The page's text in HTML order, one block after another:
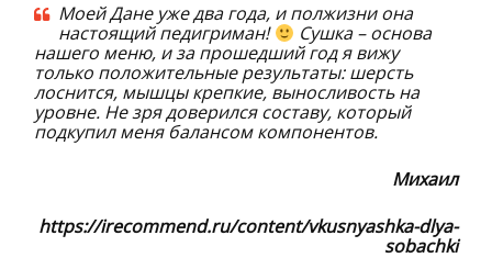
Моей Дане уже два года, и полжизни она
настоящий педигриман!
Сушка – основа
нашего меню, и за прошедший год я вижу
только положительные результаты: шерсть
лоснится, мышцы крепкие, выносливость на
уровне. Не зря доверился составу, который
подкупил меня балансом компонентов.
Михаил
https://irecommend.ru/content/vkusnyashka-dlya-
sobachki